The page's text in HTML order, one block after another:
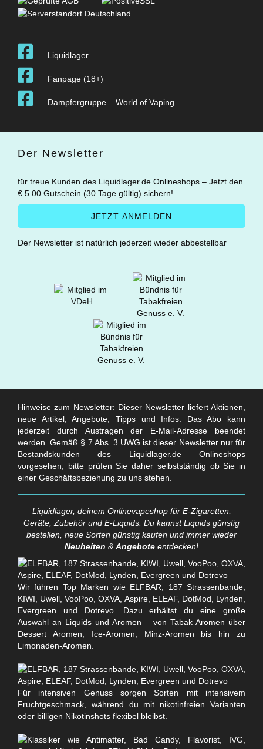
Liquidlager
Fanpage (18+)
Dampfergruppe – World of Vaping
Der Newsletter
für treue Kunden des Liquidlager.de Onlineshops – Jetzt den
€ 5.00 Gutschein (30 Tage gültig) sichern!
Der Newsletter ist natürlich jederzeit wieder abbestellbar
Hinweise zum Newsletter: Dieser Newsletter liefert Aktionen,
neue Artikel, Angebote, Tipps und Infos. Das Abo kann
jederzeit durch Austragen der E-Mail-Adresse beendet
werden. Gemäß § 7 Abs. 3 UWG ist dieser Newsletter nur für
Bestandskunden des Liquidlager.de Onlineshops
vorgesehen, bitte prüfen Sie daher selbstständig ob Sie in
einer Geschäftsbeziehung zu uns stehen.
Liquidlager, deinem Onlinevapeshop für E-Zigaretten,
Geräte, Zubehör und E-Liquids. Du kannst Liquids günstig
bestellen, neue Sorten günstig kaufen und immer wieder
Neuheiten & Angebote entdecken!
Wir führen Top Marken wie ELFBAR, 187 Strassenbande,
KIWI, Uwell, VooPoo, OXVA, Aspire, ELEAF, DotMod, Lynden,
Evergreen und Dotrevo. Dazu erhältst du eine große
Auswahl an Liquids und Aromen – von Tabak Aromen über
Dessert Aromen, Ice-Aromen, Minz-Aromen bis hin zu
Limonaden-Aromen.
Für intensiven Genuss sorgen Sorten mit intensivem
Fruchtgeschmack, während du mit nikotinfreien Varianten
oder billigen Nikotinshots flexibel bleibst.